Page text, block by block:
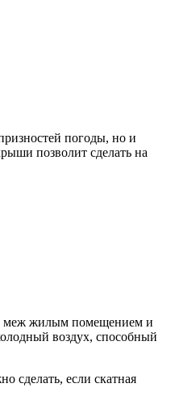
погоды, но и
позволит сделать на
меж жилым помещением и
воздух, способный
сделать, если скатная